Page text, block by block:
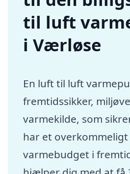
til luft
i Værløse
En luft til luft
fremtidssikker,
varmekilde, som
har et overkommeligt
varmebudget i